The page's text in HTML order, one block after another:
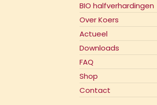
BIO halfverhardingen
Over Koers
Actueel
Downloads
FAQ
Shop
Contact